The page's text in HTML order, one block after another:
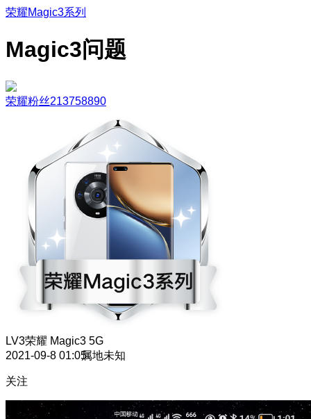
荣耀Magic3系列
Magic3问题
荣耀粉丝213758890
LV3荣耀 Magic3 5G
2021-09-8 01:05属地未知
关注